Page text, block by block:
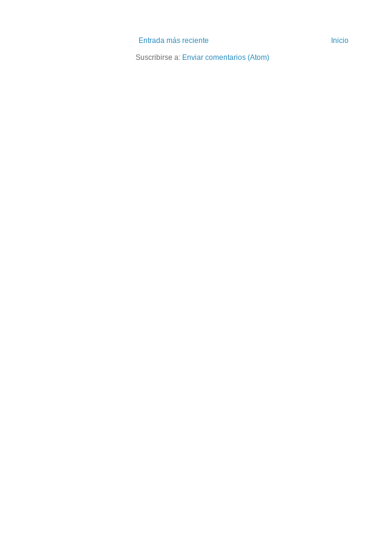
Entrada más reciente
Inicio
Suscribirse a: Enviar comentarios (Atom)